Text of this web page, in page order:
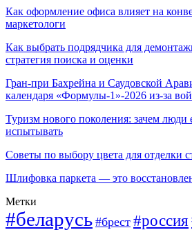
Как оформление офиса влияет на
маркетологи
Как выбрать подрядчика для
стратегия поиска и оценки
Гран-при Бахрейна и Саудовской
календаря «Формулы-1»-2026 из-за
Туризм нового поколения: зачем люди
испытывать
Советы по выбору цвета для отделки
Шлифовка паркета — это
Метки
#беларусь #брест #россия